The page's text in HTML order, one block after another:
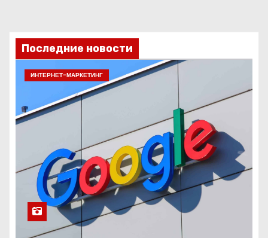
Последние новости
ИНТЕРНЕТ-МАРКЕТИНГ